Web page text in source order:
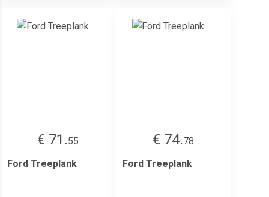
€ 71.55
Ford Treeplank
€ 74.78
Ford Treeplank